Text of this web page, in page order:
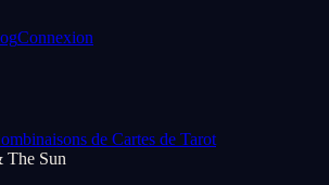
Connexion
de Cartes de Tarot
The Sun